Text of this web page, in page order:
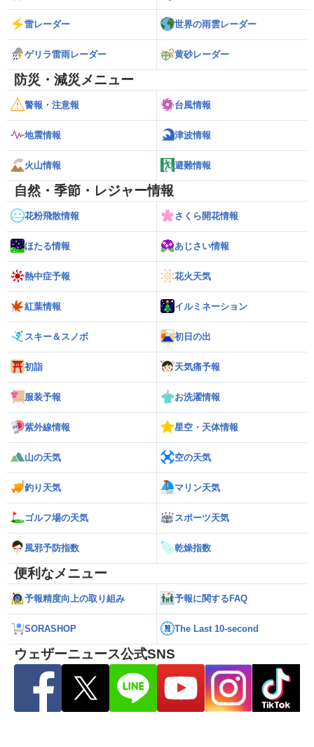
雷レーダー 世界の雨雲レーダー
ゲリラ雷雨レーダー 黄砂レーダー
防災・減災メニュー
警報・注意報 台風情報
地震情報 津波情報
火山情報 避難情報
自然・季節・レジャー情報
花粉飛散情報 さくら開花情報
ほたる情報 あじさい情報
熱中症予報 花火天気
紅葉情報 イルミネーション
スキー＆スノボ 初日の出
初詣 天気痛予報
服装予報 お洗濯情報
紫外線情報 星空・天体情報
山の天気 空の天気
釣り天気 マリン天気
ゴルフ場の天気 スポーツ天気
風邪予防指数 乾燥指数
便利なメニュー
予報精度向上の取り組み 予報に関するFAQ
SORASHOP The Last 10-second
ウェザーニュース公式SNS